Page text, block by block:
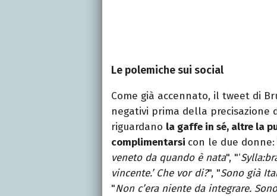
Le polemiche sui social
Come già accennato, il tweet di
negativi prima della precisazione
riguardano la gaffe in sé, altre la
complimentarsi con le due donne:
veneto da quando è nata", "‘
vincente.’ Che vor di?", "Sono già
"Non c’era niente da integrare.